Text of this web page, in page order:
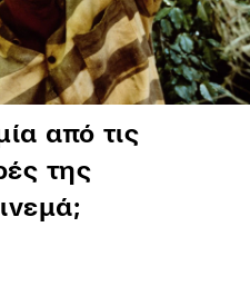
από τις
της